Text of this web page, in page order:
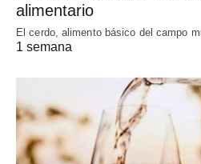
alimentario
El cerdo, alimento básico del campo
1 semana